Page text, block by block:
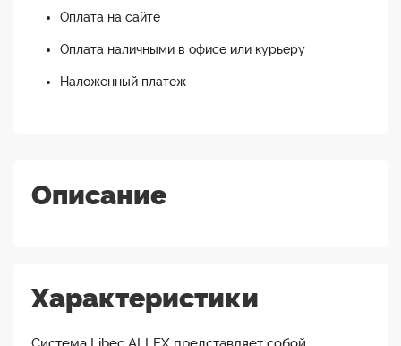
Оплата на сайте
Оплата наличными в офисе или курьеру
Наложенный платеж
Описание
Характеристики